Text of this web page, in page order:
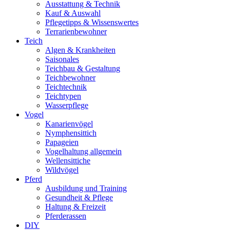
Ausstattung & Technik
Kauf & Auswahl
Pflegetipps & Wissenswertes
Terrarienbewohner
Teich
Algen & Krankheiten
Saisonales
Teichbau & Gestaltung
Teichbewohner
Teichtechnik
Teichtypen
Wasserpflege
Vogel
Kanarienvögel
Nymphensittich
Papageien
Vogelhaltung allgemein
Wellensittiche
Wildvögel
Pferd
Ausbildung und Training
Gesundheit & Pflege
Haltung & Freizeit
Pferderassen
DIY